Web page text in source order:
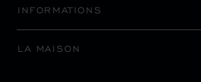
INFORMATIONS
LA MAISON